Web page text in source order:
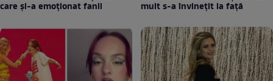
care și-a emoționat fanii mult s-a învinețit la față